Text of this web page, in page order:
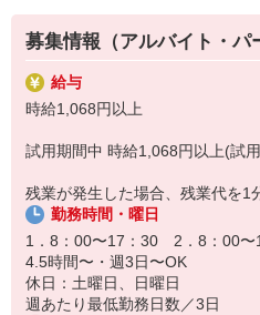
【会社について】
給食受託の外資系大手企業、コン
全国約1,500ヵ所で「コントラク
います
調理員が調理を行う為、包丁など
料理が苦手、普段は料理をあまり
盛り付けのお仕事が終わったら、
別の担当のお手伝いをお願いする
募集情報（アルバイト・パ
給与
時給1,068円以上
試用期間中 時給1,068円以上(試
残業が発生した場合、残業代を1
勤務時間・曜日
1．8：00〜17：30 2．8：00
4.5時間〜・週3日〜OK
休日：土曜日、日曜日
週あたり最低勤務日数／3日